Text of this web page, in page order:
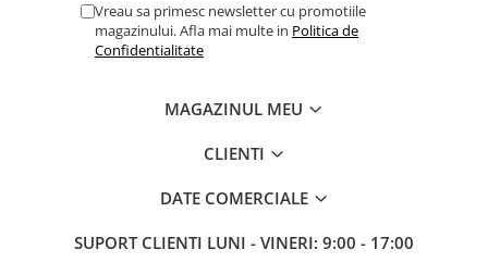
Vreau sa primesc newsletter cu promotiile
magazinului. Afla mai multe in Politica de
Confidentialitate
MAGAZINUL MEU
CLIENTI
DATE COMERCIALE
SUPORT CLIENTI LUNI - VINERI: 9:00 - 17:00